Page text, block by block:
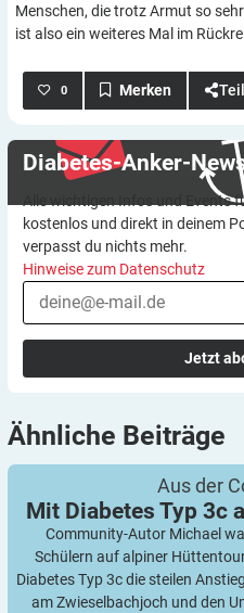
Menschen, die trotz Armut so
ist also ein weiteres Mal im
0
Diabetes-Anker-
Alle wichtigen Infos und Events
kostenlos und direkt in deinem
verpasst du nichts mehr.
Hinweise zum Datenschutz
Jetzt
Ähnliche Beiträge
Aus der
Mit Diabetes Typ 3c
Community-Autor Michael
Schülern auf alpiner
Diabetes Typ 3c die steilen
am Zwieselbachjoch und den